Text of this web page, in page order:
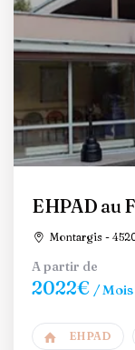
EHPAD au
Montargis -
A partir de
2022€ / Mois
EHPAD